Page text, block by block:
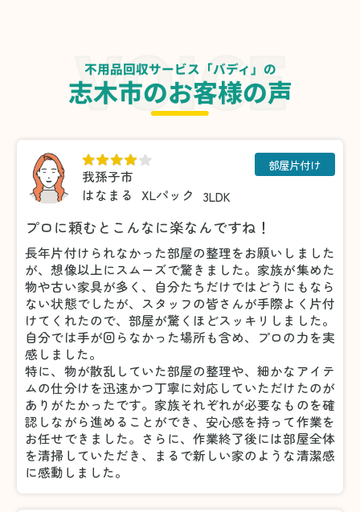
不用品回収サービス「バディ」の
志木市のお客様の声
我孫子市
はなまる
XLパック 3LDK
部屋片付け
プロに頼むとこんなに楽なんですね！
長年片付けられなかった部屋の整理をお願いしました
が、想像以上にスムーズで驚きました。家族が集めた
物や古い家具が多く、自分たちだけではどうにもなら
ない状態でしたが、スタッフの皆さんが手際よく片付
けてくれたので、部屋が驚くほどスッキリしました。
自分では手が回らなかった場所も含め、プロの力を実
感しました。
特に、物が散乱していた部屋の整理や、細かなアイテ
ムの仕分けを迅速かつ丁寧に対応していただけたのが
ありがたかったです。家族それぞれが必要なものを確
認しながら進めることができ、安心感を持って作業を
お任せできました。さらに、作業終了後には部屋全体
を清掃していただき、まるで新しい家のような清潔感
に感動しました。